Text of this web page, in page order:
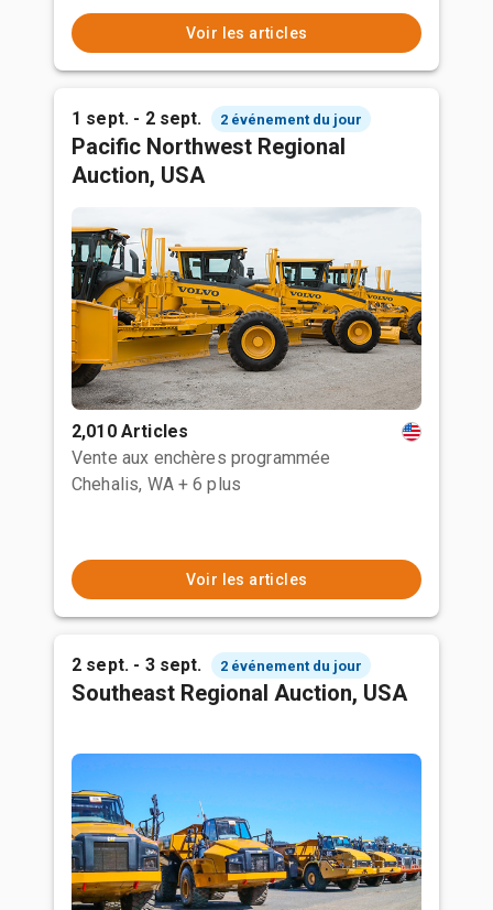
Voir les articles
1 sept. - 2 sept. 2 événement du jour
Pacific Northwest Regional
Auction, USA
2,010 Articles
Vente aux enchères programmée
Chehalis, WA + 6 plus
Voir les articles
2 sept. - 3 sept. 2 événement du jour
Southeast Regional Auction, USA